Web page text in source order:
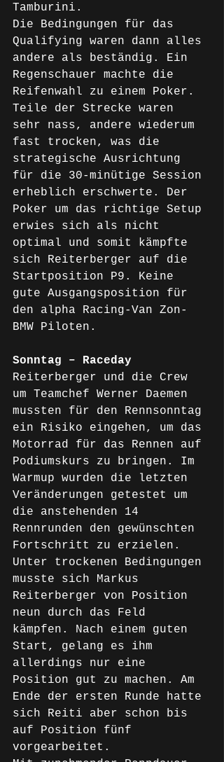
Tamburini.
Die Bedingungen für das
Qualifying waren dann alles
andere als beständig. Ein
Regenschauer machte die
Reifenwahl zu einem Poker.
Teile der Strecke waren
sehr nass, andere wiederum
fast trocken, was die
strategische Ausrichtung
für die 30-minütige Session
erheblich erschwerte. Der
Poker um das richtige Setup
erwies sich als nicht
optimal und somit kämpfte
sich Reiterberger auf die
Startposition P9. Keine
gute Ausgangsposition für
den alpha Racing-Van Zon-
BMW Piloten.
Sonntag – Raceday
Reiterberger und die Crew
um Teamchef Werner Daemen
mussten für den Rennsonntag
ein Risiko eingehen, um das
Motorrad für das Rennen auf
Podiumskurs zu bringen. Im
Warmup wurden die letzten
Veränderungen getestet um
die anstehenden 14
Rennrunden den gewünschten
Fortschritt zu erzielen.
Unter trockenen Bedingungen
musste sich Markus
Reiterberger von Position
neun durch das Feld
kämpfen. Nach einem guten
Start, gelang es ihm
allerdings nur eine
Position gut zu machen. Am
Ende der ersten Runde hatte
sich Reiti aber schon bis
auf Position fünf
vorgearbeitet.